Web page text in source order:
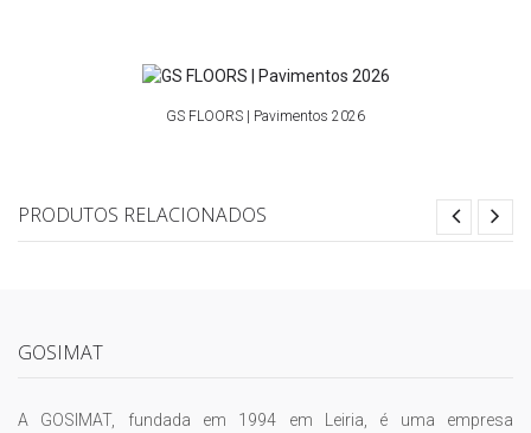
GS FLOORS | Pavimentos 2026
PRODUTOS RELACIONADOS
GOSIMAT
A GOSIMAT, fundada em 1994 em Leiria, é uma empresa